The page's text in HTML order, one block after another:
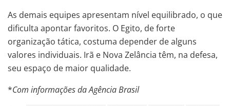
As demais equipes apresentam nível equilibrado, o que
dificulta apontar favoritos. O Egito, de forte
organização tática, costuma depender de alguns
valores individuais. Irã e Nova Zelância têm, na defesa,
seu espaço de maior qualidade.
*Com informações da Agência Brasil